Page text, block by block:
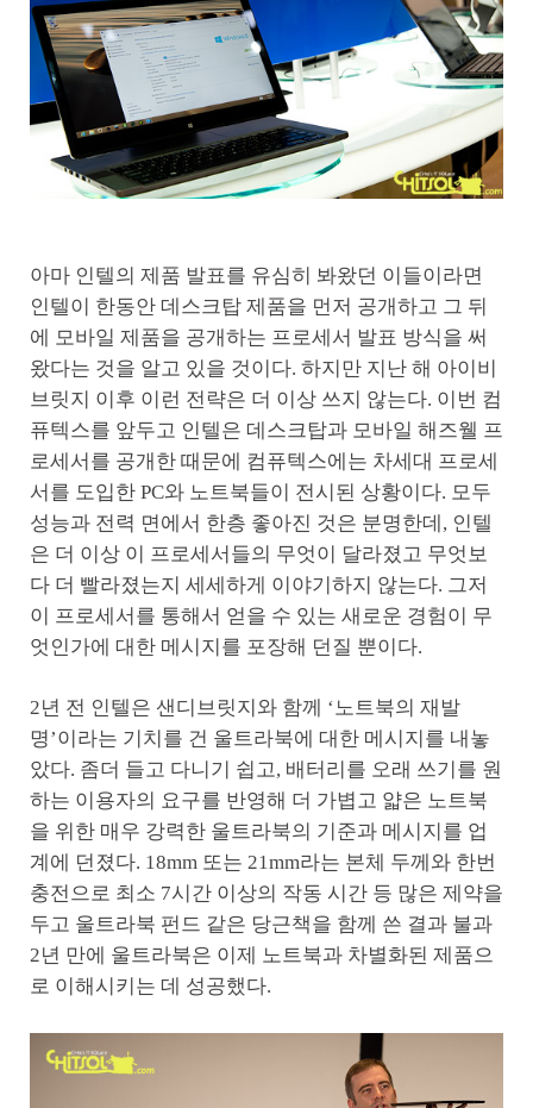
아마 인텔의 제품 발표를 유심히 봐왔던 이들이라면
인텔이 한동안 데스크탑 제품을 먼저 공개하고 그 뒤
에 모바일 제품을 공개하는 프로세서 발표 방식을 써
왔다는 것을 알고 있을 것이다. 하지만 지난 해 아이비
브릿지 이후 이런 전략은 더 이상 쓰지 않는다. 이번 컴
퓨텍스를 앞두고 인텔은 데스크탑과 모바일 해즈웰 프
로세서를 공개한 때문에 컴퓨텍스에는 차세대 프로세
서를 도입한 PC와 노트북들이 전시된 상황이다. 모두
성능과 전력 면에서 한층 좋아진 것은 분명한데, 인텔
은 더 이상 이 프로세서들의 무엇이 달라졌고 무엇보
다 더 빨라졌는지 세세하게 이야기하지 않는다. 그저
이 프로세서를 통해서 얻을 수 있는 새로운 경험이 무
엇인가에 대한 메시지를 포장해 던질 뿐이다.
2년 전 인텔은 샌디브릿지와 함께 ‘노트북의 재발
명’이라는 기치를 건 울트라북에 대한 메시지를 내놓
았다. 좀더 들고 다니기 쉽고, 배터리를 오래 쓰기를 원
하는 이용자의 요구를 반영해 더 가볍고 얇은 노트북
을 위한 매우 강력한 울트라북의 기준과 메시지를 업
계에 던졌다. 18mm 또는 21mm라는 본체 두께와 한번
충전으로 최소 7시간 이상의 작동 시간 등 많은 제약을
두고 울트라북 펀드 같은 당근책을 함께 쓴 결과 불과
2년 만에 울트라북은 이제 노트북과 차별화된 제품으
로 이해시키는 데 성공했다.